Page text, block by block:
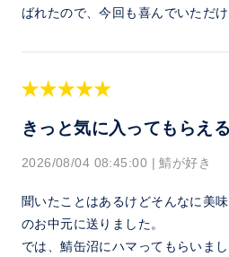
ばれたので、今回も喜んでいただけ
きっと気に入ってもらえ
2026/08/04 08:45:00 | 鯖が好き
聞いたことはあるけどそんなに美
のお中元に送りました。
では、鯖缶沼にハマってもらいまし